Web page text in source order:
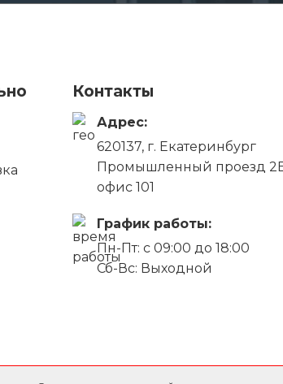
Контакты
Адрес:
620137, г. Екатеринбург
Промышленный проезд
офис 101
График работы:
Пн-Пт: с 09:00 до 18:00
Сб-Вс: Выходной